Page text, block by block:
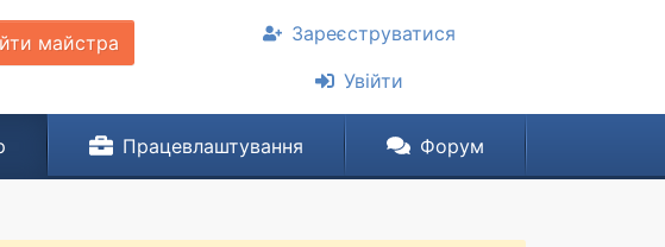
майстра
Зареєструватися
Увійти
Працевлаштування Форум